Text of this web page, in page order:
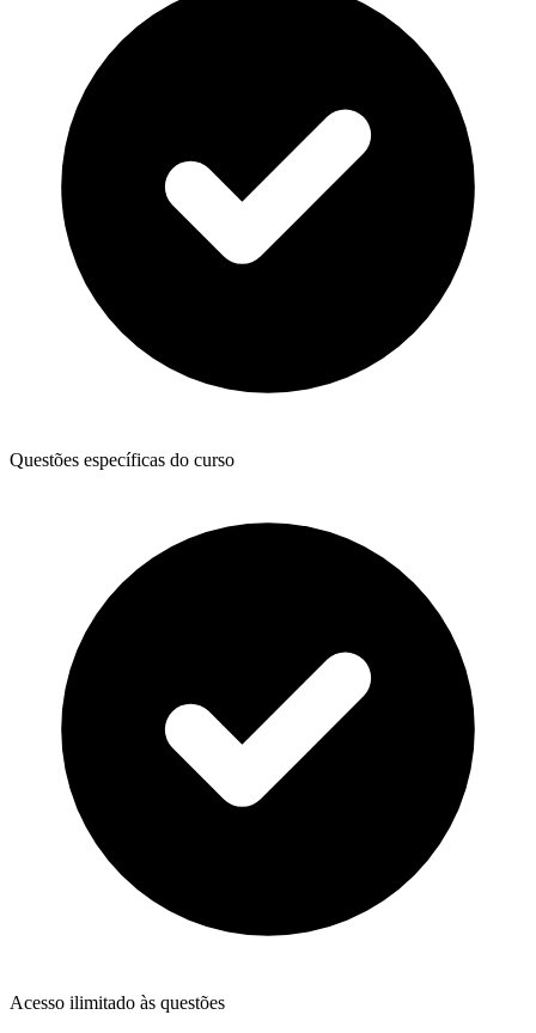
Questões específicas do curso
Acesso ilimitado às questões